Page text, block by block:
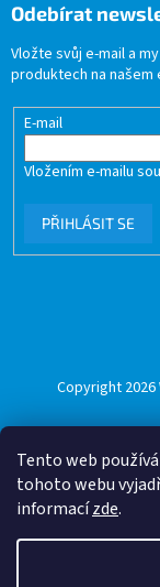
Tento web
tohoto webu
informacízde.
Odebírat
Vložte svůj e-mail a
produktech na našem
E-mail
Vložením e-mailu
PŘIHLÁSIT SE
Copyright 2026